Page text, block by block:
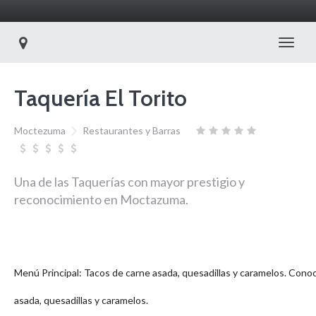
Taquería El Torito
Moctezuma Restaurantes y Barras
Una de las Taquerías con mayor prestigio y
reconocimiento en Moctazuma.
Menú Principal: Tacos de carne asada, quesadillas y caramelos.
asada, quesadillas y caramelos.